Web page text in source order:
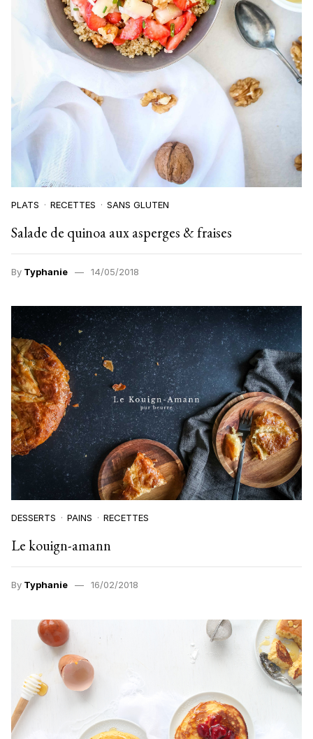
PLATS RECETTES SANS GLUTEN
Salade de quinoa aux asperges & fraises
By Typhanie 14/05/2018
DESSERTS PAINS RECETTES
Le kouign-amann
By Typhanie 16/02/2018